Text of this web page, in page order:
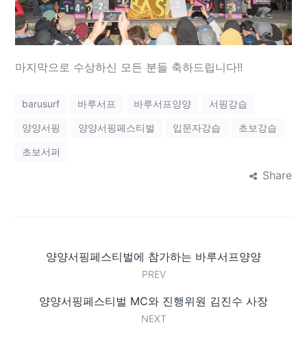
마지막으로 수상하신 모든 분들 축하드립니다!!
barusurf 바루서프 바루서프양양 서핑강습
양양서핑 양양서핑페스티벌 입문자강습 초보강습
초보서퍼
Share
양양서핑페스티벌에 참가하는 바루서프양양
PREV
양양서핑페스티벌 MC와 진행위원 김진수 사장
NEXT